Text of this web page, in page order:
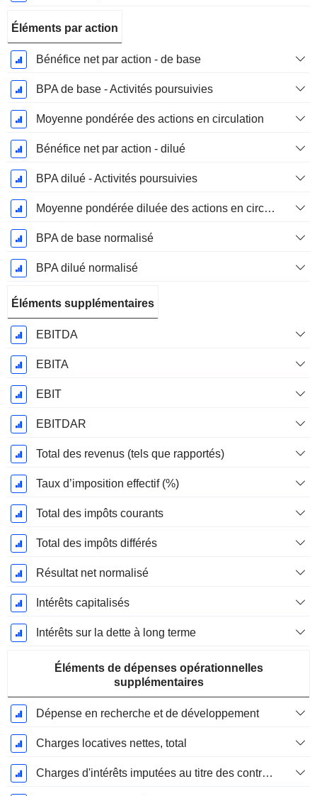
Éléments par action
Bénéfice net par action - de base
BPA de base - Activités poursuivies
Moyenne pondérée des actions en circulation
Bénéfice net par action - dilué
BPA dilué - Activités poursuivies
Moyenne pondérée diluée des actions en circulation
BPA de base normalisé
BPA dilué normalisé
Éléments supplémentaires
EBITDA
EBITA
EBIT
EBITDAR
Total des revenus (tels que rapportés)
Taux d’imposition effectif (%)
Total des impôts courants
Total des impôts différés
Résultat net normalisé
Intérêts capitalisés
Intérêts sur la dette à long terme
Éléments de dépenses opérationnelles
supplémentaires
Dépense en recherche et de développement
Charges locatives nettes, total
Charges d'intérêts imputées au titre des contrats de location